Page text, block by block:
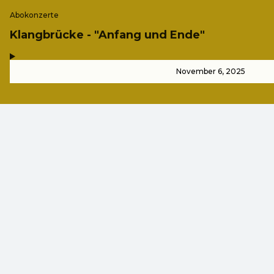
Abokonzerte
Klangbrücke - "Anfang und Ende"
November 6, 2025